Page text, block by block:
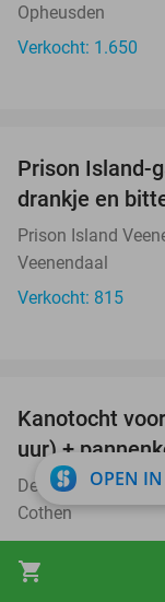
shopping_cart
Opheusden
Verkocht: 1.650
Prison Island-
drankje en
Prison Island
Veenendaal
Verkocht: 815
Kanotocht
uur) +
De Jonge Graaf
Cothen
Verkocht: 170
OPEN